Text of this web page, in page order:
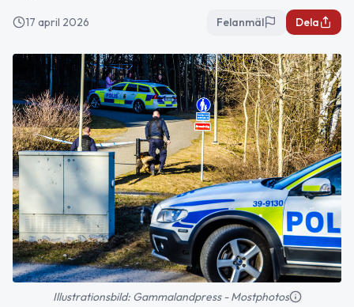
17 april 2026 Felanmäl Dela
Illustrationsbild: Gammalandpress - Mostphotos